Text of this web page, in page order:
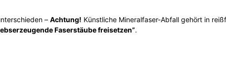
– Achtung! Künstliche Mineralfaser-Abfall gehört in
Faserstäube freisetzen”.